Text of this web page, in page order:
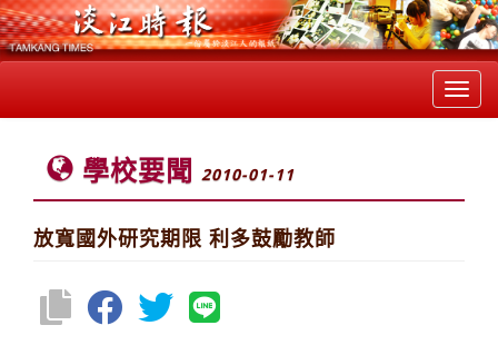
學校要聞 2010-01-11
放寬國外研究期限 利多鼓勵教師